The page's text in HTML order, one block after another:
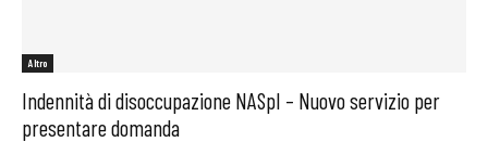
Altro
Indennità di disoccupazione NASpI – Nuovo servizio per
presentare domanda